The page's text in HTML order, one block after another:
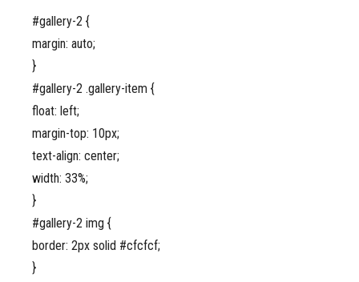
#gallery-2 {
margin: auto;
}
#gallery-2 .gallery-item {
float: left;
margin-top: 10px;
text-align: center;
width: 33%;
}
#gallery-2 img {
border: 2px solid #cfcfcf;
}